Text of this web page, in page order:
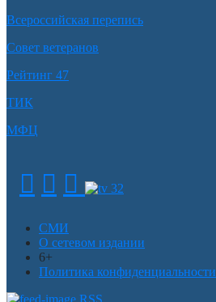
Всероссийская перепись
Совет ветеранов
Рейтинг 47
ТИК
МФЦ
СМИ
О сетевом издании
6+
Политика конфиденциальности
RSS